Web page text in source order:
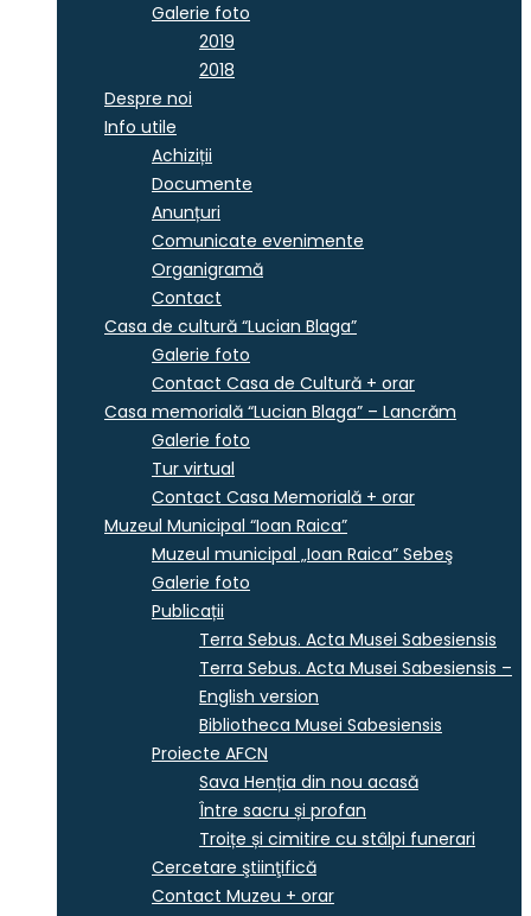
Galerie foto
2019
2018
Despre noi
Info utile
Achiziții
Documente
Anunțuri
Comunicate evenimente
Organigramă
Contact
Casa de cultură “Lucian Blaga”
Galerie foto
Contact Casa de Cultură + orar
Casa memorială “Lucian Blaga” – Lancrăm
Galerie foto
Tur virtual
Contact Casa Memorială + orar
Muzeul Municipal “Ioan Raica”
Muzeul municipal „Ioan Raica” Sebeş
Galerie foto
Publicații
Terra Sebus. Acta Musei Sabesiensis
Terra Sebus. Acta Musei Sabesiensis –
English version
Bibliotheca Musei Sabesiensis
Proiecte AFCN
Sava Henția din nou acasă
Între sacru și profan
Troițe și cimitire cu stâlpi funerari
Cercetare ştiinţifică
Contact Muzeu + orar